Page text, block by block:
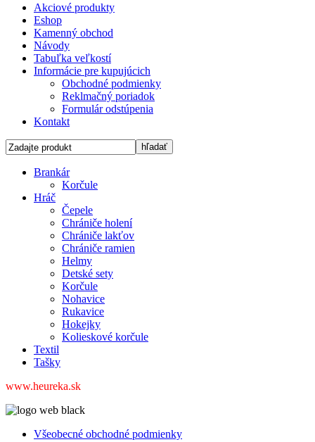
Akciové produkty
Eshop
Kamenný obchod
Návody
Tabuľka veľkostí
Informácie pre kupujúcich
Obchodné podmienky
Reklmačný poriadok
Formulár odstúpenia
Kontakt
Brankár
Korčule
Hráč
Čepele
Chrániče holení
Chrániče lakťov
Chrániče ramien
Helmy
Detské sety
Korčule
Nohavice
Rukavice
Hokejky
Kolieskové korčule
Textil
Tašky
www.heureka.sk
Všeobecné obchodné podmienky